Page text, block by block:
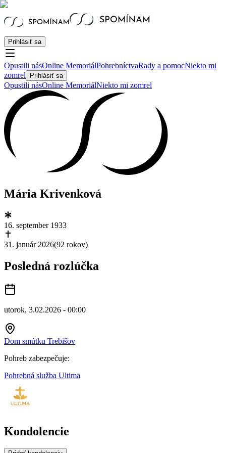
Prihlásiť sa
Opustili násOnline MemoriálPohrebníctvaRady a pomocNiekto mi
zomrel
Prihlásiť sa
Opustili násOnline MemoriálNiekto mi zomrel
Mária Krivenková
16. september 1933
31. január 2026(92 rokov)
Posledná rozlúčka
utorok, 3.02.2026 - 00:00
Dom smútku Trebišov
Pohreb zabezpečuje:
Pohrebná služba Ultima
Kondolencie